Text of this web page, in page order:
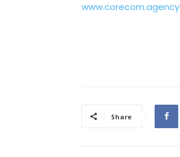
www.corecom.agency
Share